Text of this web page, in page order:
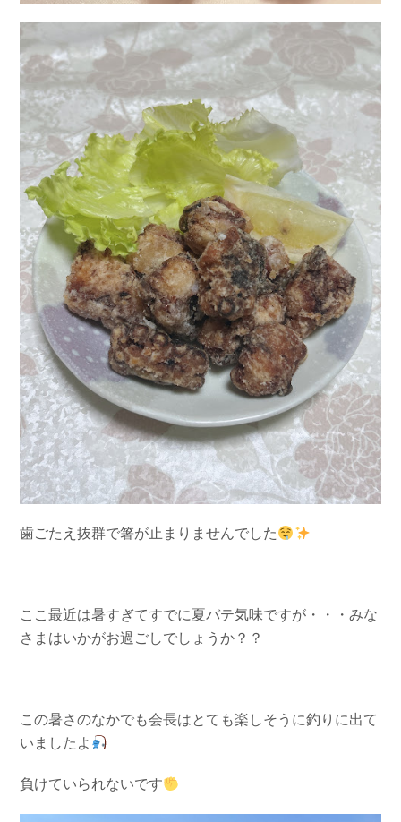
歯ごたえ抜群で箸が止まりませんでした
ここ最近は暑すぎてすでに夏バテ気味ですが・・・みな
さまはいかがお過ごしでしょうか？？
この暑さのなかでも会長はとても楽しそうに釣りに出て
いましたよ
負けていられないです